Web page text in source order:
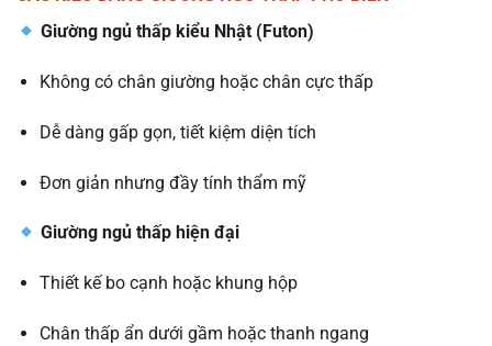
Giường ngủ thấp kiểu Nhật (Futon)
Không có chân giường hoặc chân cực thấp
Dễ dàng gấp gọn, tiết kiệm diện tích
Đơn giản nhưng đầy tính thẩm mỹ
Giường ngủ thấp hiện đại
Thiết kế bo cạnh hoặc khung hộp
Chân thấp ẩn dưới gầm hoặc thanh ngang